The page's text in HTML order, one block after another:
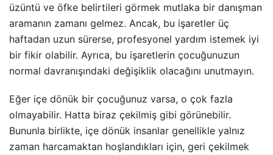
üzüntü ve öfke belirtileri görmek mutlaka bir danışman
aramanın zamanı gelmez. Ancak, bu işaretler üç
haftadan uzun sürerse, profesyonel yardım istemek iyi
bir fikir olabilir. Ayrıca, bu işaretlerin çocuğunuzun
normal davranışındaki değişiklik olacağını unutmayın.
Eğer içe dönük bir çocuğunuz varsa, o çok fazla
olmayabilir. Hatta biraz çekilmiş gibi görünebilir.
Bununla birlikte, içe dönük insanlar genellikle yalnız
zaman harcamaktan hoşlandıkları için, geri çekilmek